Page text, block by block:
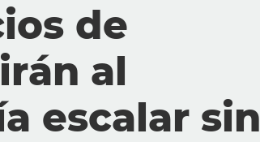
de
al
escalar sin